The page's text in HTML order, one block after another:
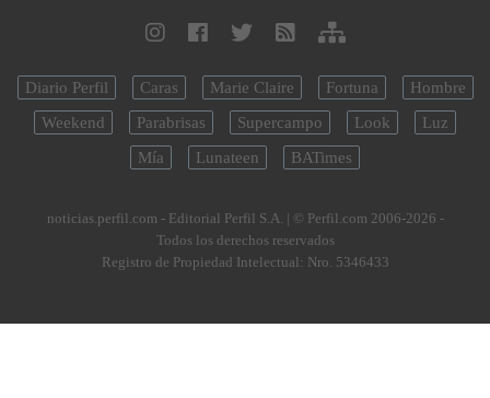
Diario Perfil Caras Marie Claire Fortuna
Hombre
Weekend
Parabrisas Supercampo Look
Luz
Mía
Lunateen BATimes
noticias.perfil.com - Editorial Perfil S.A. | © Perfil.com 2006-2026 -
Todos los derechos reservados
Registro de Propiedad Intelectual: Nro. 5346433